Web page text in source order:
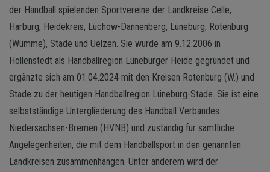
der Handball spielenden Sportvereine der Landkreise Celle,
Harburg, Heidekreis, Lüchow-Dannenberg, Lüneburg, Rotenburg
(Wümme), Stade und Uelzen. Sie wurde am 9.12.2006 in
Hollenstedt als Handballregion Lüneburger Heide gegründet und
ergänzte sich am 01.04.2024 mit den Kreisen Rotenburg (W.) und
Stade zu der heutigen Handballregion Lüneburg-Stade. Sie ist eine
selbstständige Untergliederung des Handball Verbandes
Niedersachsen-Bremen (HVNB) und zuständig für sämtliche
Angelegenheiten, die mit dem Handballsport in den genannten
Landkreisen zusammenhängen. Unter anderem wird der